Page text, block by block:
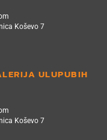
Koševo 7
ULUPUBIH
Koševo 7